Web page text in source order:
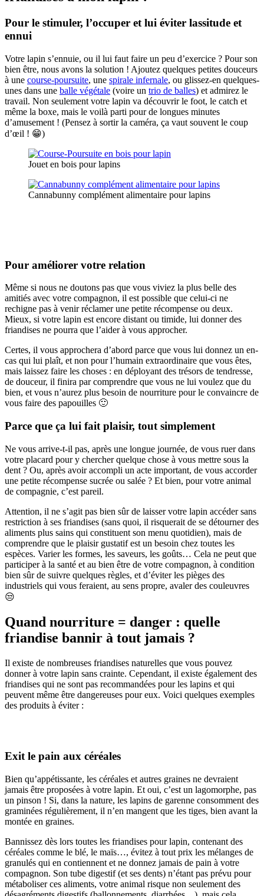
Pour le stimuler, l’occuper et lui éviter lassitude et
ennui
Votre lapin s’ennuie, ou il lui faut faire un peu d’exercice ? Pour son
bien être, nous avons la solution ! Ajoutez quelques petites douceurs
à une course-poursuite, une spirale infernale, ou glissez-en quelques-
unes dans une balle végétale (voire un trio de balles) et admirez le
travail. Non seulement votre lapin va découvrir le foot, le catch et
même la boxe, mais le voilà parti pour de longues minutes
d’amusement ! (Pensez à sortir la caméra, ça vaut souvent le coup
d’œil ! 😁)
Jouet en bois pour lapins
Cannabunny complément alimentaire pour lapins
Pour améliorer votre relation
Même si nous ne doutons pas que vous viviez la plus belle des
amitiés avec votre compagnon, il est possible que celui-ci ne
rechigne pas à venir réclamer une petite récompense ou deux.
Mieux, si votre lapin est encore distant ou timide, lui donner des
friandises ne pourra que l’aider à vous approcher.
Certes, il vous approchera d’abord parce que vous lui donnez un en-
cas qui lui plaît, et non pour l’humain extraordinaire que vous êtes,
mais laissez faire les choses : en déployant des trésors de tendresse,
de douceur, il finira par comprendre que vous ne lui voulez que du
bien, et vous n’aurez plus besoin de nourriture pour le convaincre de
vous faire des papouilles 🙂
Parce que ça lui fait plaisir, tout simplement
Ne vous arrive-t-il pas, après une longue journée, de vous ruer dans
votre placard pour y chercher quelque chose à vous mettre sous la
dent ? Ou, après avoir accompli un acte important, de vous accorder
une petite récompense sucrée ou salée ? Et bien, pour votre animal
de compagnie, c’est pareil.
Attention, il ne s’agit pas bien sûr de laisser votre lapin accéder sans
restriction à ses friandises (sans quoi, il risquerait de se détourner des
aliments plus sains qui constituent son menu quotidien), mais de
comprendre que le plaisir gustatif est un besoin chez toutes les
espèces. Varier les formes, les saveurs, les goûts… Cela ne peut que
participer à la santé et au bien être de votre compagnon, à condition
bien sûr de suivre quelques règles, et d’éviter les pièges des
industriels qui vous feraient, au sens propre, avaler des couleuvres
😒
Quand nourriture = danger : quelle
friandise bannir à tout jamais ?
Il existe de nombreuses friandises naturelles que vous pouvez
donner à votre lapin sans crainte. Cependant, il existe également des
friandises qui ne sont pas recommandées pour les lapins et qui
peuvent même être dangereuses pour eux. Voici quelques exemples
des produits à éviter :
Exit le pain aux céréales
Bien qu’appétissante, les céréales et autres graines ne devraient
jamais être proposées à votre lapin. Et oui, c’est un lagomorphe, pas
un pinson ! Si, dans la nature, les lapins de garenne consomment des
graminées régulièrement, il n’en mangent que les tiges, bien avant la
montée en graines.
Bannissez dès lors toutes les friandises pour lapin, contenant des
céréales comme le blé, le maïs…, évitez à tout prix les mélanges de
granulés qui en contiennent et ne donnez jamais de pain à votre
compagnon. Son tube digestif (et ses dents) n’étant pas prévu pour
métaboliser ces aliments, votre animal risque non seulement des